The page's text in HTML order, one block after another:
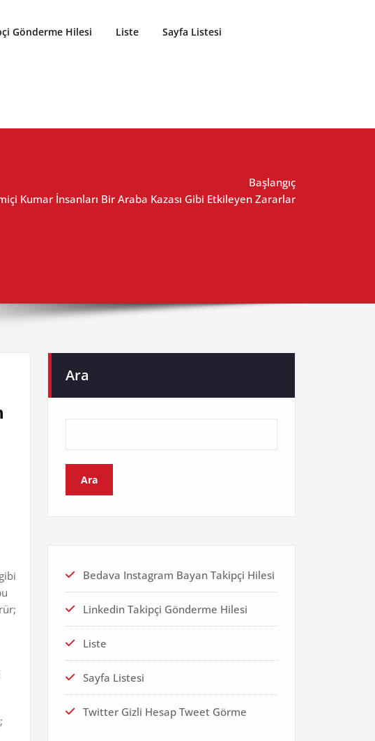
Gönderme Hilesi Liste Sayfa Listesi
Başlangıç
Kumar İnsanları Bir Araba Kazası Gibi Etkileyen Zararlar
Ara
Ara
Bedava Instagram Bayan Takipçi Hilesi
Linkedin Takipçi Gönderme Hilesi
Liste
Sayfa Listesi
Twitter Gizli Hesap Tweet Görme